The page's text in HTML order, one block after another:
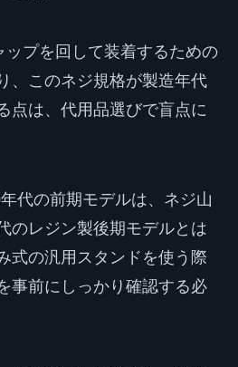
ップを回して装着するための
、このネジ規格が製造年代
点は、代用品選びで盲点に
代の前期モデルは、ネジ山
のレジン製後期モデルとは
式の汎用スタンドを使う際
事前にしっかり確認する必